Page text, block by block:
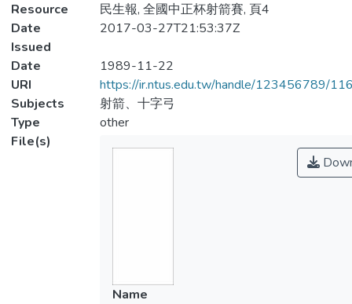
Resource
民生報, 全國中正杯射箭賽, 頁4
Date
Issued
2017-03-27T21:53:37Z
Date
1989-11-22
URI
https://ir.ntus.edu.tw/handle/123456789/
Subjects
射箭、十字弓
Type
other
File(s)
Name